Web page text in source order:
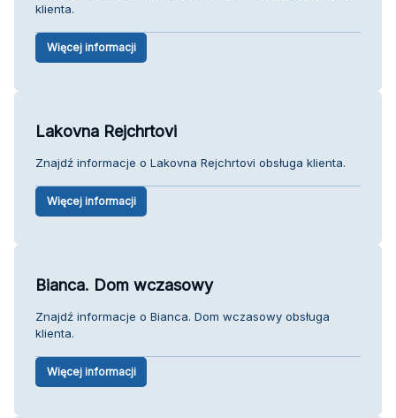
klienta.
Więcej informacji
Lakovna Rejchrtovi
Znajdź informacje o Lakovna Rejchrtovi obsługa klienta.
Więcej informacji
Bianca. Dom wczasowy
Znajdź informacje o Bianca. Dom wczasowy obsługa
klienta.
Więcej informacji